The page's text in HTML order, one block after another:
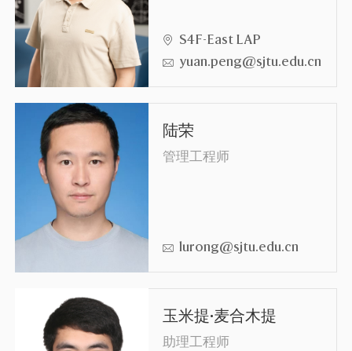
S4F-East LAP
yuan.peng@sjtu.edu.cn
陆荣
管理工程师
lurong@sjtu.edu.cn
玉米提·麦合木提
助理工程师